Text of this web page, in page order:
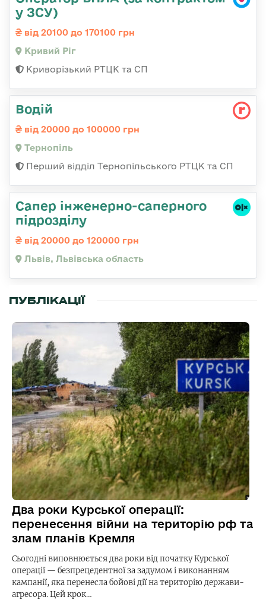
у ЗСУ)
від 20100 до 170100 грн
Кривий Ріг
Криворізький РТЦК та СП
Водій
від 20000 до 100000 грн
Тернопіль
Перший відділ Тернопільського РТЦК та СП
Сапер інженерно-саперного
підрозділу
від 20000 до 120000 грн
Львів, Львівська область
ПУБЛІКАЦІЇ
Два роки Курської операції:
перенесення війни на територію рф та
злам планів Кремля
Сьогодні виповнюється два роки від початку Курської
операції — безпрецедентної за задумом і виконанням
кампанії, яка перенесла бойові дії на територію держави-
агресора. Цей крок…